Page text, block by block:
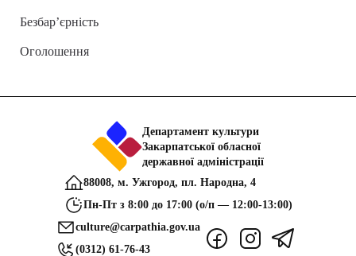
Безбар’єрність
Оголошення
Департамент культури
Закарпатської обласної
державної адміністрації
88008, м. Ужгород, пл. Народна, 4
Пн-Пт з 8:00 до 17:00 (о/п — 12:00-13:00)
culture@carpathia.gov.ua
(0312) 61-76-43